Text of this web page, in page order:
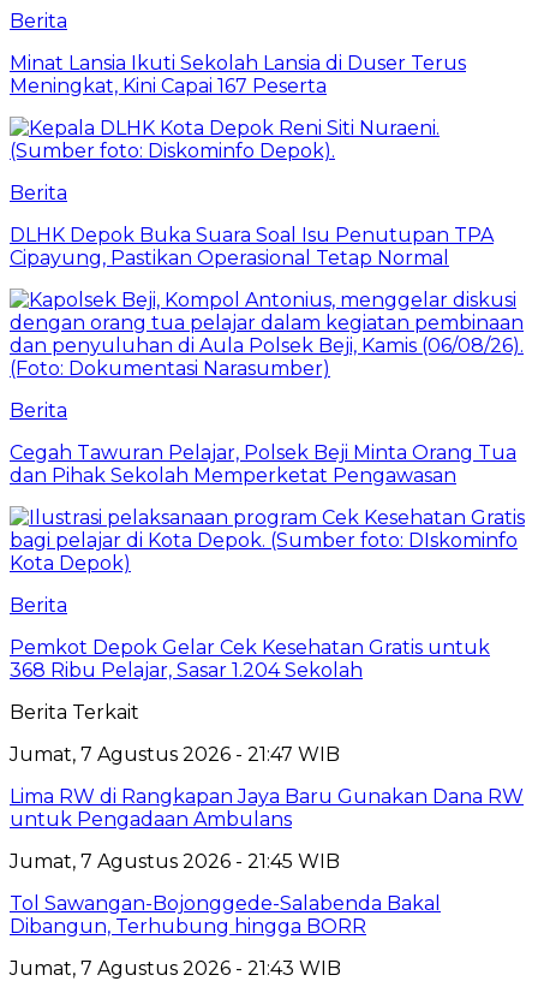
Berita
Minat Lansia Ikuti Sekolah Lansia di Duser Terus
Meningkat, Kini Capai 167 Peserta
Berita
DLHK Depok Buka Suara Soal Isu Penutupan TPA
Cipayung, Pastikan Operasional Tetap Normal
Berita
Cegah Tawuran Pelajar, Polsek Beji Minta Orang Tua
dan Pihak Sekolah Memperketat Pengawasan
Berita
Pemkot Depok Gelar Cek Kesehatan Gratis untuk
368 Ribu Pelajar, Sasar 1.204 Sekolah
Berita Terkait
Jumat, 7 Agustus 2026 - 21:47 WIB
Lima RW di Rangkapan Jaya Baru Gunakan Dana RW
untuk Pengadaan Ambulans
Jumat, 7 Agustus 2026 - 21:45 WIB
Tol Sawangan-Bojonggede-Salabenda Bakal
Dibangun, Terhubung hingga BORR
Jumat, 7 Agustus 2026 - 21:43 WIB